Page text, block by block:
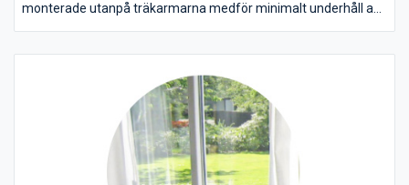
monterade utanpå träkarmarna medför minimalt underhåll av
villa-, uterum eller kontorsbygge.